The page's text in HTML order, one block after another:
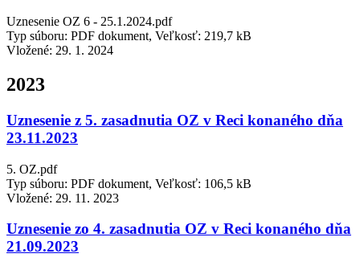
Uznesenie OZ 6 - 25.1.2024.pdf
Typ súboru: PDF dokument, Veľkosť: 219,7 kB
Vložené: 29. 1. 2024
2023
Uznesenie z 5. zasadnutia OZ v Reci konaného dňa
23.11.2023
5. OZ.pdf
Typ súboru: PDF dokument, Veľkosť: 106,5 kB
Vložené: 29. 11. 2023
Uznesenie zo 4. zasadnutia OZ v Reci konaného dňa
21.09.2023